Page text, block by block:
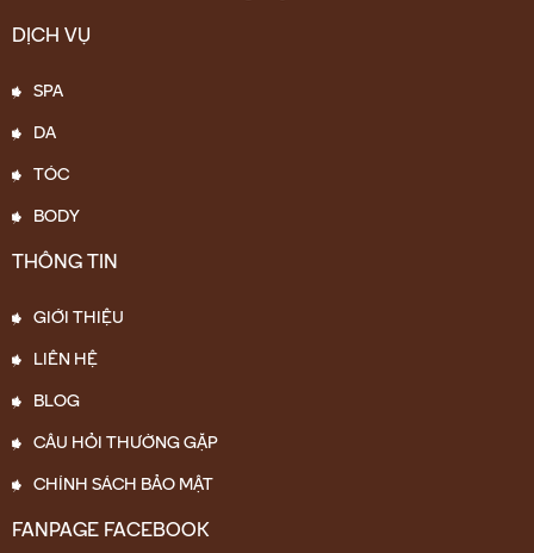
DỊCH VỤ
SPA
DA
TÓC
BODY
THÔNG TIN
GIỚI THIỆU
LIÊN HỆ
BLOG
CÂU HỎI THƯỜNG GẶP
CHÍNH SÁCH BẢO MẬT
FANPAGE FACEBOOK